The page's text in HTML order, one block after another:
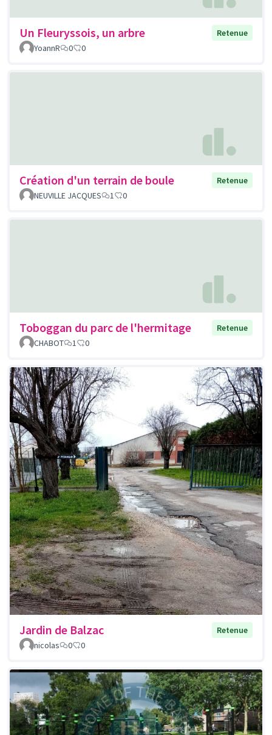
Un Fleuryssois, un arbre
Retenue
YoannR
0 0
Création d'un terrain de boule
Retenue
NEUVILLE JACQUES
1 0
Toboggan du parc de l'hermitage
Retenue
CHABOT
1 0
Jardin de Balzac
Retenue
nicolas
0 0